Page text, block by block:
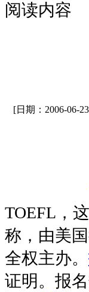
阅读内容
[日期：2006-06-
TOEFL，
称，由美
全权主办。
证明。报名